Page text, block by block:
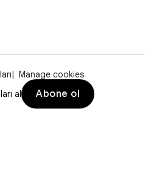
Manage cookies
al
Abone ol